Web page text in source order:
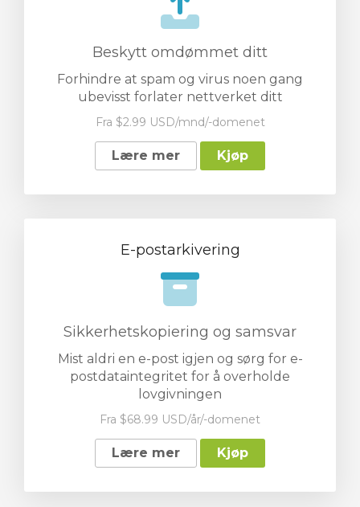
Beskytt omdømmet ditt
Forhindre at spam og virus noen gang
ubevisst forlater nettverket ditt
Fra $2.99 USD/mnd/-domenet
Lære mer Kjøp
E-postarkivering
Sikkerhetskopiering og samsvar
Mist aldri en e-post igjen og sørg for e-
postdataintegritet for å overholde
lovgivningen
Fra $68.99 USD/år/-domenet
Lære mer Kjøp